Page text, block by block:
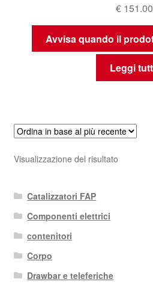
€ 151.00
Avvisa quando il
Leggi
Visualizzazione del risultato
Catalizzatori FAP
Componenti elettrici
contenitori
Corpo
Drawbar e teleferiche